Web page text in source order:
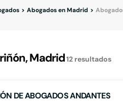
Abogados en Madrid
Madrid12 resultados
DE ABOGADOS ANDANTES